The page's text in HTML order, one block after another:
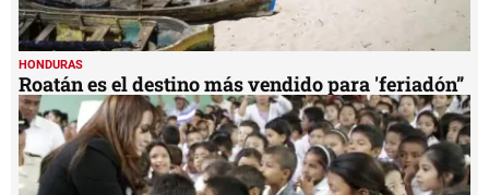
HONDURAS
Roatán es el destino más vendido para 'feriadón”